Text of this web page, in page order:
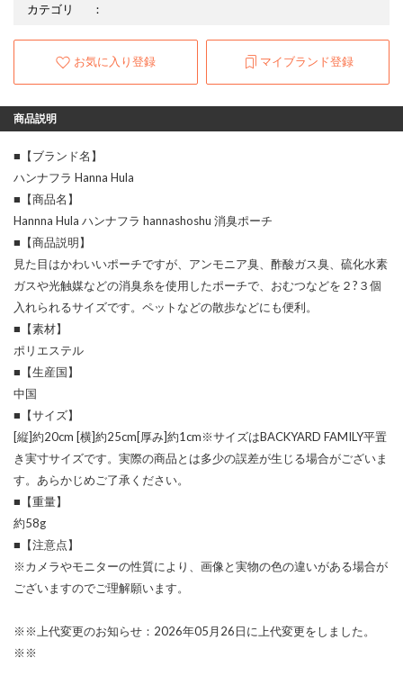
カテゴリ
：
お気に入り登録 マイブランド登録
商品説明
■【ブランド名】
ハンナフラ Hanna Hula
■【商品名】
Hannna Hula ハンナフラ hannashoshu 消臭ポーチ
■【商品説明】
見た目はかわいいポーチですが、アンモニア臭、酢酸ガス臭、硫化水素
ガスや光触媒などの消臭糸を使用したポーチで、おむつなどを２?３個
入れられるサイズです。ペットなどの散歩などにも便利。
■【素材】
ポリエステル
■【生産国】
中国
■【サイズ】
[縦]約20cm [横]約25cm[厚み]約1cm※サイズはBACKYARD FAMILY平置
き実寸サイズです。実際の商品とは多少の誤差が生じる場合がございま
す。あらかじめご了承ください。
■【重量】
約58g
■【注意点】
※カメラやモニターの性質により、画像と実物の色の違いがある場合が
ございますのでご理解願います。
※※上代変更のお知らせ：2026年05月26日に上代変更をしました。
※※